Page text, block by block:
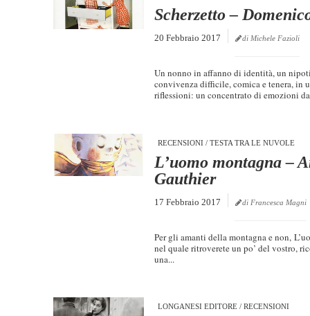
Scherzetto –
20 Febbraio 2017 di Michele Fazioli
Un nonno in affanno di identità, un
convivenza difficile, comica e tenera, in
riflessioni: un concentrato di emozioni
RECENSIONI / TESTA TRA LE NUVOLE
L’uomo montagna –
Gauthier
17 Febbraio 2017 di Francesca Magni
Per gli amanti della montagna e non,
nel quale ritroverete un po’ del vostro,
una...
LONGANESI EDITORE / RECENSIONI